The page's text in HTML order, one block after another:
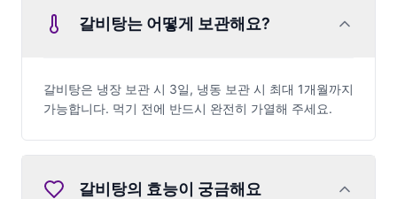
갈비탕는 어떻게 보관해요?
갈비탕은 냉장 보관 시 3일, 냉동 보관 시 최대 1개월까지
가능합니다. 먹기 전에 반드시 완전히 가열해 주세요.
갈비탕의 효능이 궁금해요